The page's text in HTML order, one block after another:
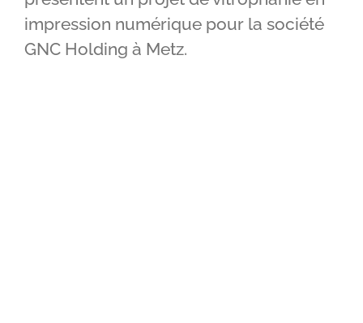
RÉALISATIONS
impression numérique pour la société
GNC Holding à Metz.